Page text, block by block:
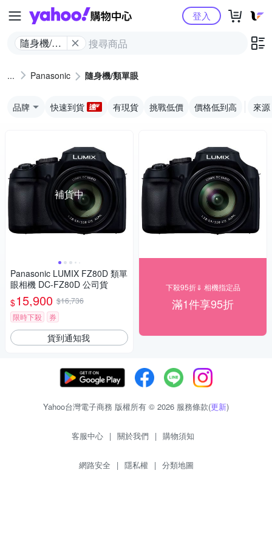
Yahoo購物中心
隨身機/類
登入
Panasonic 隨身機/類單眼
品牌 快速到貨 有現貨 挑戰低價 價格低到高 來源
補貨中
Panasonic LUMIX FZ80D 類單
眼相機 DC-FZ80D 公司貨
$15,900 $16,736
限時下殺
券
貨到通知我
下殺95折⇓ 相機指定品
滿1件享95折
Yahoo台灣電子商務 版權所有 © 2026 服務條款(更新)
客服中心 | 關於我們 | 購物須知
網路安全 | 隱私權 | 分類地圖